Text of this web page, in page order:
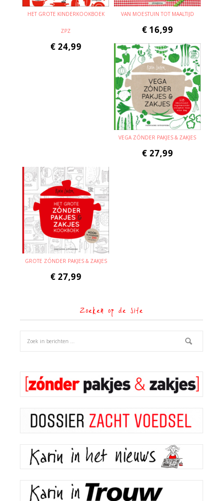
HET GROTE KINDERKOOKBOEK
ZPZ
€ 24,99
VAN MOESTUIN TOT MAALTIJD
€ 16,99
VEGA ZÓNDER PAKJES & ZAKJES
€ 27,99
GROTE ZÓNDER PAKJES & ZAKJES
€ 27,99
Zoeken op de site